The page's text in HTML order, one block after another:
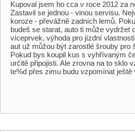
Kupoval jsem ho cca v roce 2012 za
Zastavil se jednou - vinou servisu.
koroze - převážně zadních lemů.
budeš se starat, auto ti může vydržet
víceprvek, výhoda pro jízdní
aut už můžou být zarostlé šrouby pro
Pokud bys koupil kus s vyhřívaným
určitě připojisti. Ale zrovna na to sklo
te%d přes zimu budu vzpomínat ještě